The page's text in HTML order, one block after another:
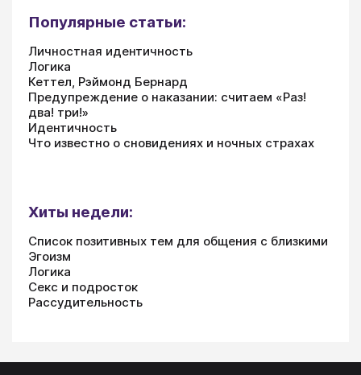
Популярные статьи:
Личностная идентичность
Логика
Кеттел, Рэймонд Бернард
Предупреждение о наказании: считаем «Раз!
два! три!»
Идентичность
Что известно о сновидениях и ночных страхах
Хиты недели:
Список позитивных тем для общения с близкими
Эгоизм
Логика
Секс и подросток
Рассудительность